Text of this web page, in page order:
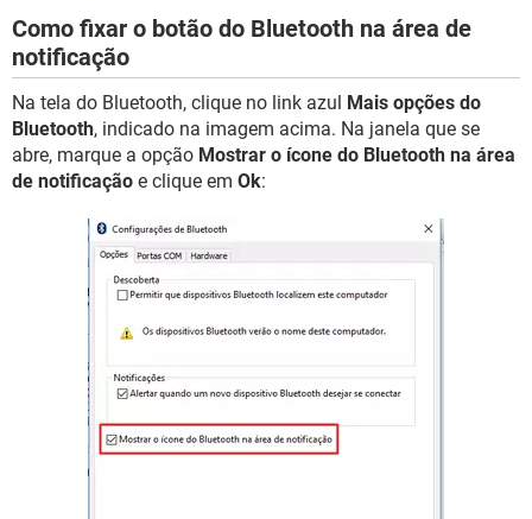
Como fixar o botão do Bluetooth na área de
notificação
Na tela do Bluetooth, clique no link azul
Mais opções do
Bluetooth, indicado na imagem acima. Na janela que se
abre, marque a opção Mostrar o ícone do Bluetooth na área
de notificação e clique em Ok: